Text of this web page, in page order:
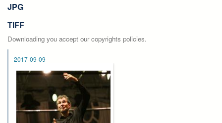
JPG
TIFF
Downloading you accept our copyrights policies.
2017-09-09